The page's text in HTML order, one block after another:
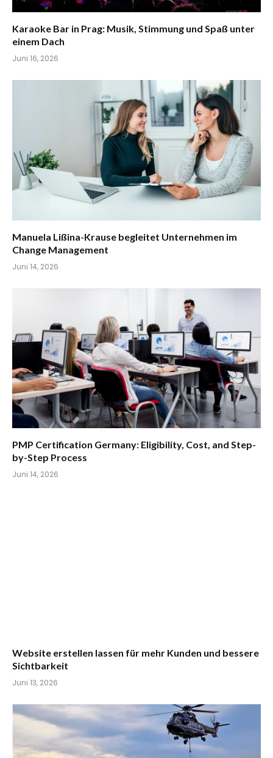
Karaoke Bar in Prag: Musik, Stimmung und Spaß unter
einem Dach
Juni 16, 2026
Manuela Lißina-Krause begleitet Unternehmen im
Change Management
Juni 14, 2026
PMP Certification Germany: Eligibility, Cost, and Step-
by-Step Process
Juni 14, 2026
Website erstellen lassen für mehr Kunden und bessere
Sichtbarkeit
Juni 13, 2026